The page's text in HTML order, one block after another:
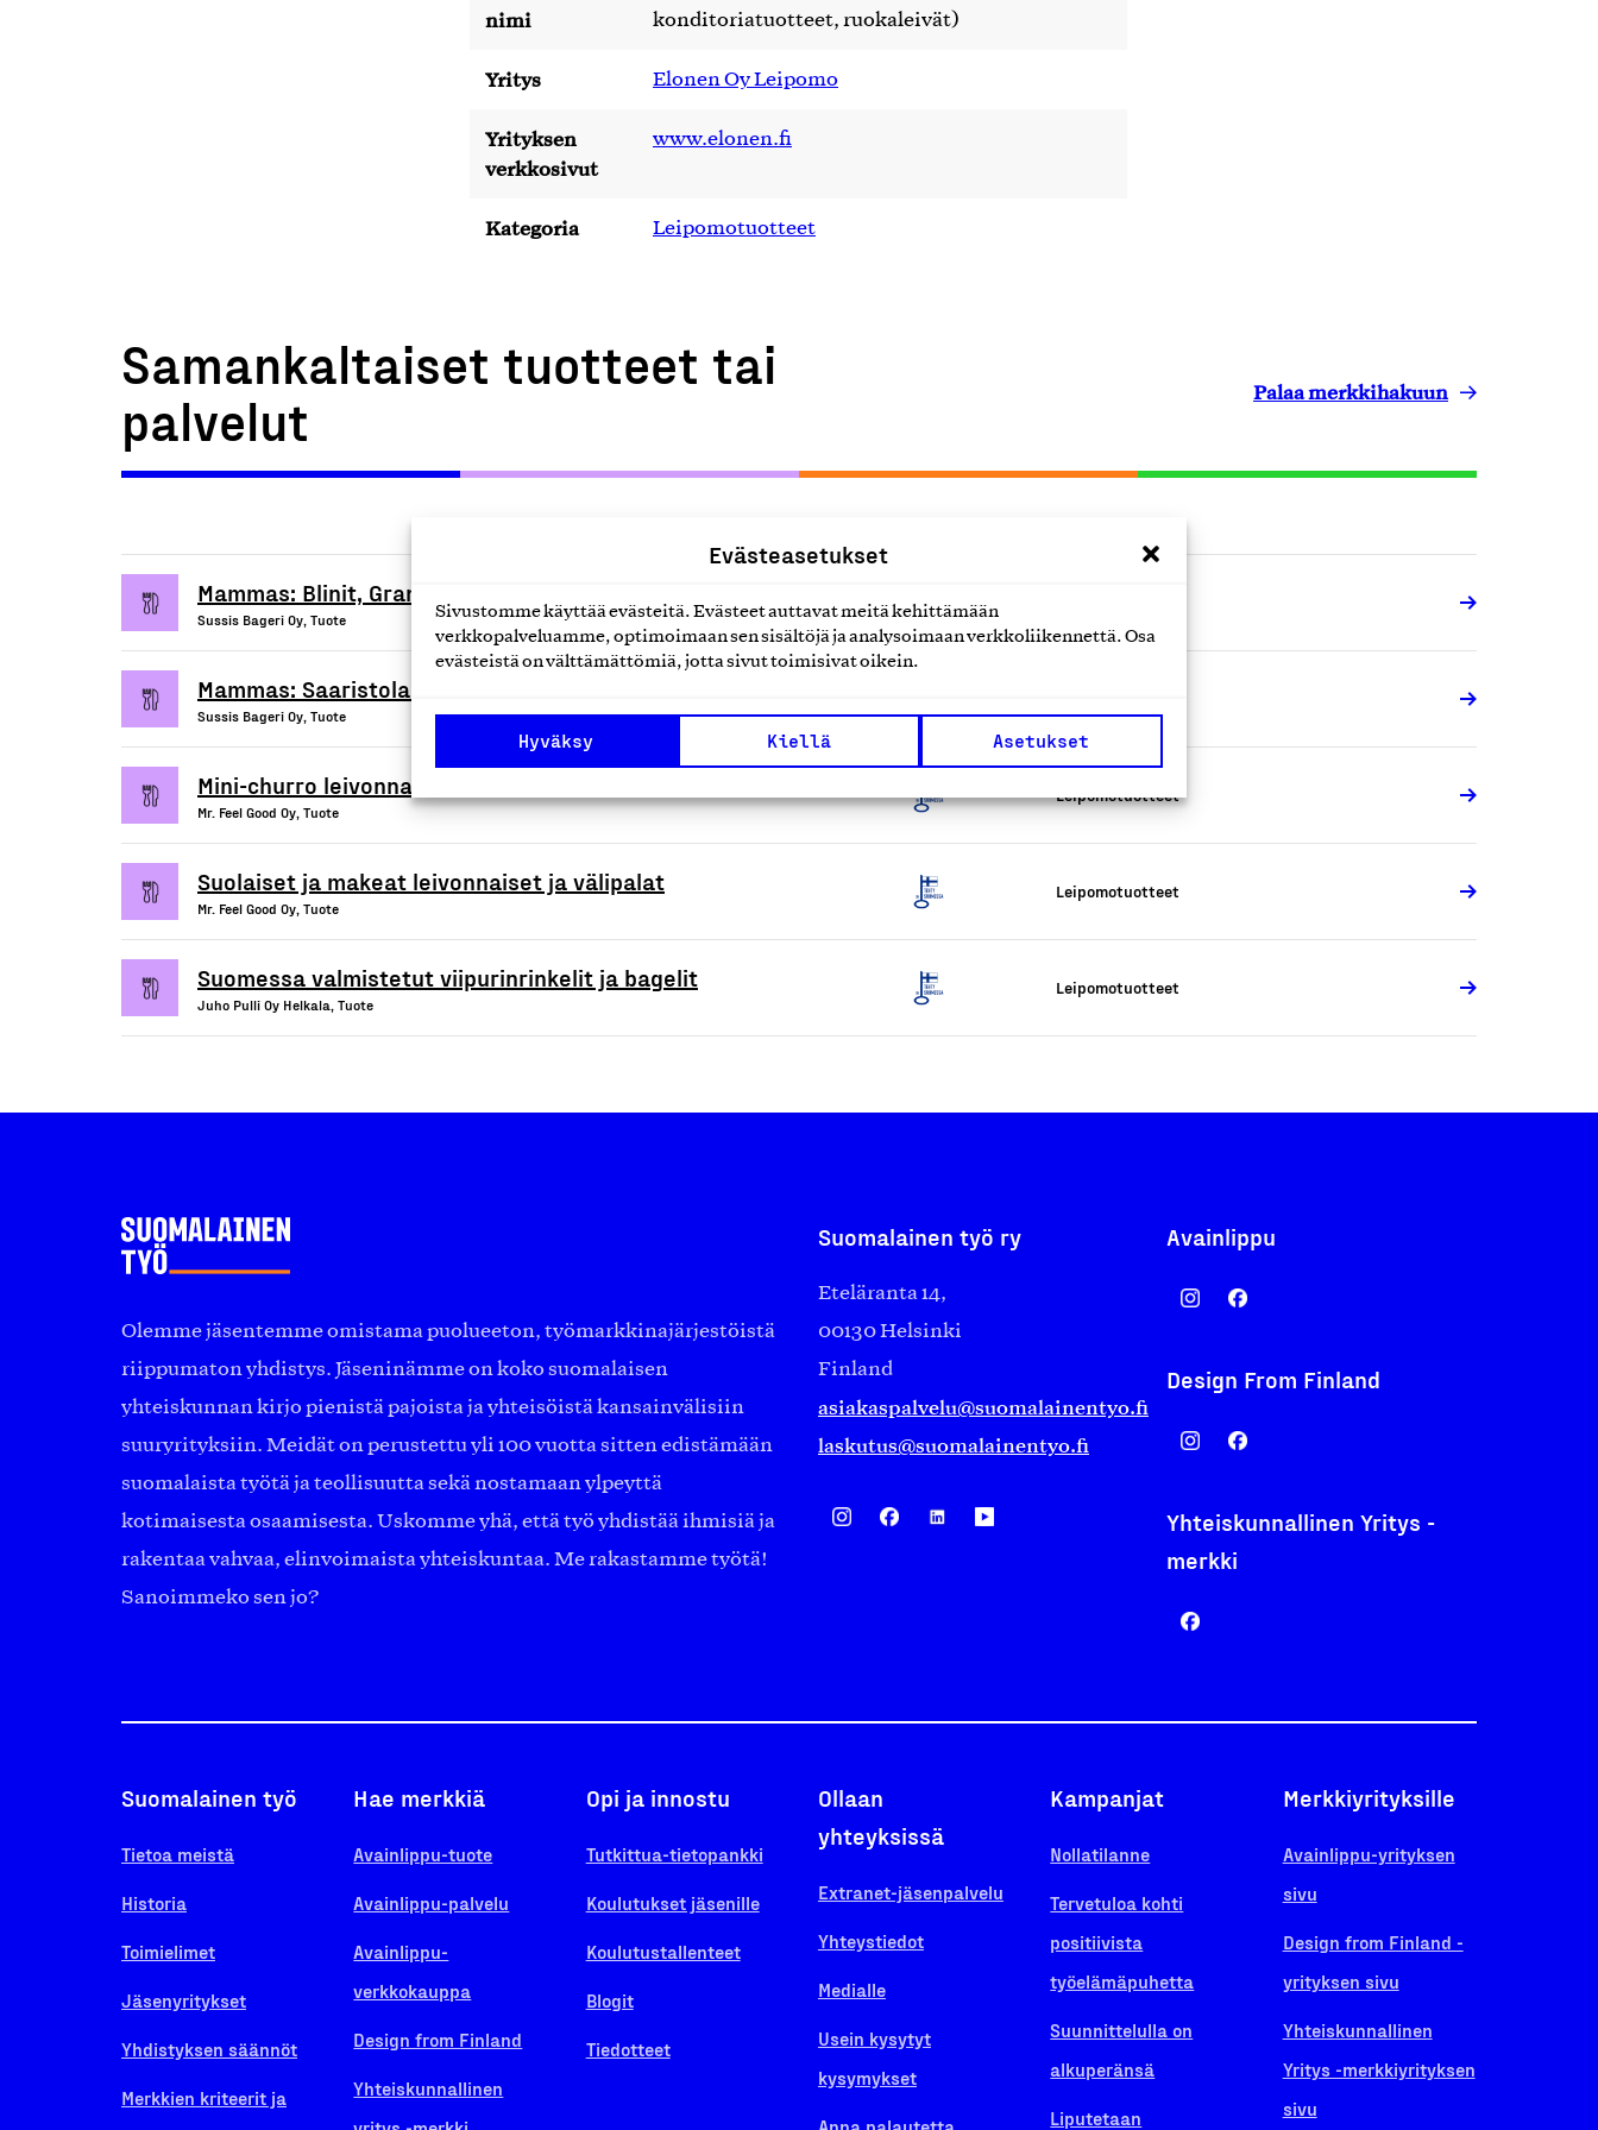
Evästeasetukset
Sivustomme käyttää evästeitä. Evästeet auttavat meitä kehittämään
verkkopalveluamme, optimoimaan sen sisältöjä ja analysoimaan verkkoliikennettä. Osa
evästeistä on välttämättömiä, jotta sivut toimisivat oikein.
Hyväksy Kiellä Asetukset
nimi
konditoriatuotteet, ruokaleivät)
Yritys Elonen Oy Leipomo
Yrityksen
verkkosivut
www.elonen.fi
Kategoria Leipomotuotteet
Samankaltaiset tuotteet tai
palvelut
Palaa merkkihakuun
Mammas: Blinit, Granola, Cookie, Toscakakku, Munkkipallot
Sussis Bageri Oy, Tuote
Mammas: Saaristolais-, paahto- ja siemennäkkileivät
Sussis Bageri Oy, Tuote
Mini-churro leivonnaiset
Mr. Feel Good Oy, Tuote
Leipomotuotteet
Suolaiset ja makeat leivonnaiset ja välipalat
Mr. Feel Good Oy, Tuote
Leipomotuotteet
Suomessa valmistetut viipurinrinkelit ja bagelit
Juho Pulli Oy Helkala, Tuote
Leipomotuotteet
Olemme jäsentemme omistama puolueeton, työmarkkinajärjestöistä
riippumaton yhdistys. Jäseninämme on koko suomalaisen
yhteiskunnan kirjo pienistä pajoista ja yhteisöistä kansainvälisiin
suuryrityksiin. Meidät on perustettu yli 100 vuotta sitten edistämään
suomalaista työtä ja teollisuutta sekä nostamaan ylpeyttä
kotimaisesta osaamisesta. Uskomme yhä, että työ yhdistää ihmisiä ja
rakentaa vahvaa, elinvoimaista yhteiskuntaa. Me rakastamme työtä!
Sanoimmeko sen jo?
Suomalainen työ ry
Eteläranta 14,
00130 Helsinki
Finland
asiakaspalvelu@suomalainentyo.fi
laskutus@suomalainentyo.fi
Avainlippu
Design From Finland
Yhteiskunnallinen Yritys -
merkki
Suomalainen työ
Tietoa meistä
Historia
Toimielimet
Jäsenyritykset
Yhdistyksen säännöt
Merkkien kriteerit ja
Hae merkkiä
Avainlippu-tuote
Avainlippu-palvelu
Avainlippu-
verkkokauppa
Design from Finland
Yhteiskunnallinen
Opi ja innostu
Tutkittua-tietopankki
Koulutukset jäsenille
Koulutustallenteet
Blogit
Tiedotteet
Ollaan
yhteyksissä
Extranet-jäsenpalvelu
Yhteystiedot
Medialle
Usein kysytyt
kysymykset
Kampanjat
Nollatilanne
Tervetuloa kohti
positiivista
työelämäpuhetta
Suunnittelulla on
alkuperänsä
Liputetaan
Merkkiyrityksille
Avainlippu-yrityksen
sivu
Design from Finland -
yrityksen sivu
Yhteiskunnallinen
Yritys -merkkiyrityksen
sivu